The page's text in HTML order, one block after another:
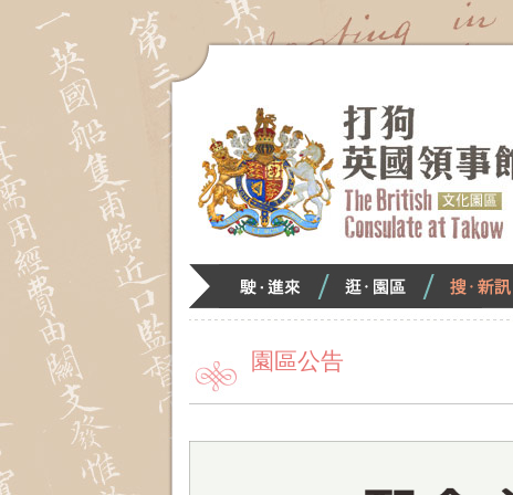
跳
內
容
駛．
進
來
逛．
園
區
搜．
新
訊
園區公告